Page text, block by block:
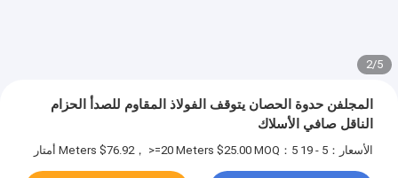
3/5
المجلفن حدوة الحصان يتوقف الفولاذ المقاوم للصدأ الحزام
الناقل صافي الأسلاك
الأسعار：5 - 19 Meters $76.92， >=20 Meters $25.00 MOQ：5 أمتار